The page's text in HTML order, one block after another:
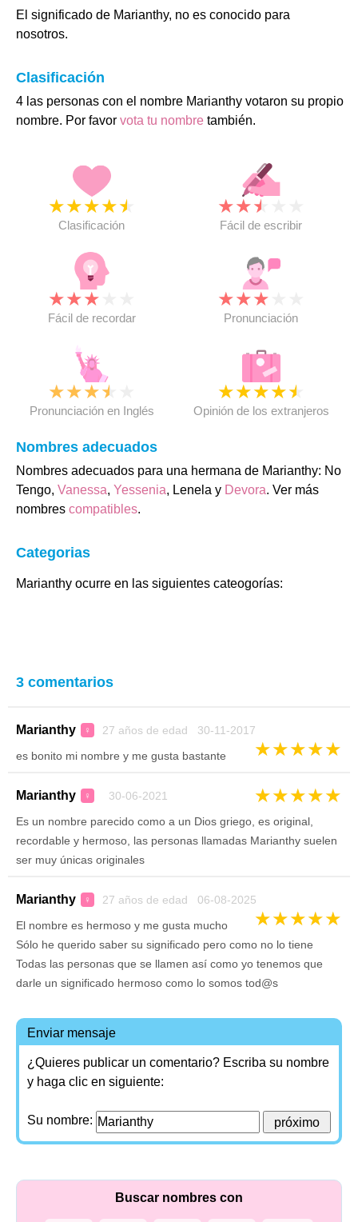
El significado de Marianthy, no es conocido para
nosotros.
Clasificación
4 las personas con el nombre Marianthy votaron su propio
nombre. Por favor vota tu nombre también.
★★★★★
Clasificación
★★★
Fácil de escribir
★★★
Fácil de recordar
★★★
Pronunciación
★★★★
Pronunciación en Inglés
★★★★★
Opinión de los extranjeros
Nombres adecuados
Nombres adecuados para una hermana de Marianthy: No
Tengo, Vanessa, Yessenia, Lenela y Devora. Ver más
nombres compatibles.
Categorias
Marianthy ocurre en las siguientes cateogorías:
3 comentarios
Marianthy ♀ 27 años de edad 30-11-2017
★★★★★
es bonito mi nombre y me gusta bastante
Marianthy ♀ 30-06-2021 ★★★★★
Es un nombre parecido como a un Dios griego, es original,
recordable y hermoso, las personas llamadas Marianthy suelen
ser muy únicas originales
Marianthy ♀ 27 años de edad 06-08-2025
★★★★★
El nombre es hermoso y me gusta mucho
Sólo he querido saber su significado pero como no lo tiene
Todas las personas que se llamen así como yo tenemos que
darle un significado hermoso como lo somos tod@s
Enviar mensaje
¿Quieres publicar un comentario? Escriba su nombre
y haga clic en siguiente:
Su nombre:
Buscar nombres con